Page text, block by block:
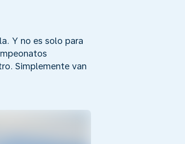
Y no es solo para
Simplemente van